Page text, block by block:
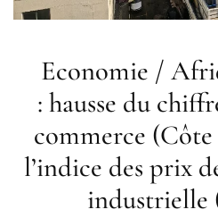
Economie /
: hausse du
commerce
l’indice des prix
industrielle